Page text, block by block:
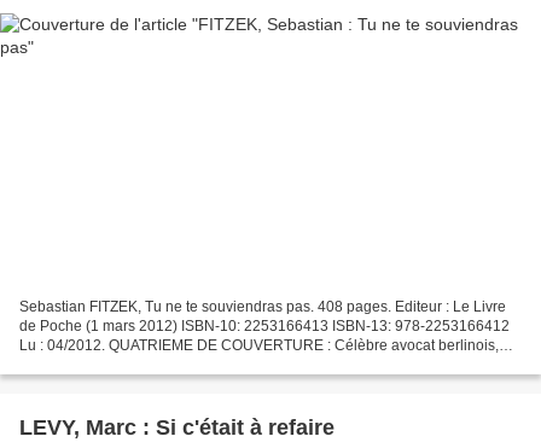
Sebastian FITZEK, Tu ne te souviendras pas. 408 pages. Editeur : Le Livre
de Poche (1 mars 2012) ISBN-10: 2253166413 ISBN-13: 978-2253166412
Lu : 04/2012. QUATRIEME DE COUVERTURE : Célèbre avocat berlinois,
LEVY, Marc : Si c'était à refaire